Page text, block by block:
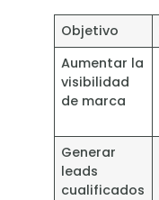
Objetivo
Aumentar la
visibilidad
de marca
Generar
leads
cualificados